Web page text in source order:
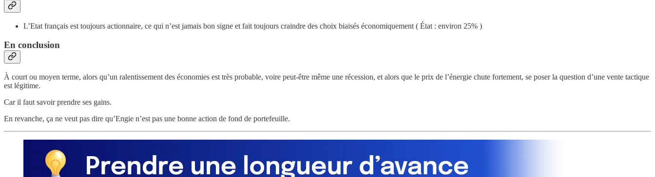
L’Etat français est toujours actionnaire, ce qui n’est jamais bon signe et fait toujours craindre des choix biaisés économiquement ( État : environ 25% )
En conclusion
À court ou moyen terme, alors qu’un ralentissement des économies est très probable, voire peut-être même une récession, et alors que le prix de l’énergie chute fortement, se poser la question d’une vente tactique
est légitime.
Car il faut savoir prendre ses gains.
En revanche, ça ne veut pas dire qu’Engie n’est pas une bonne action de fond de portefeuille.